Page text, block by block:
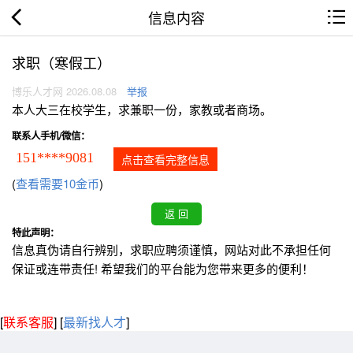
信息内容
求职（寒假工）
博乐人才网 2026.08.08 举报
本人大三在校学生，求兼职一份，家教或者商场。
联系人手机/微信：
151****9081 点击查看完整信息
(查看需要10金币)
特此声明：
信息真伪请自行辨别，求职应聘须谨慎，网站对此不承担任何
保证或连带责任! 希望我们的平台能为您带来更多的便利！
[联系客服] [最新找人才]